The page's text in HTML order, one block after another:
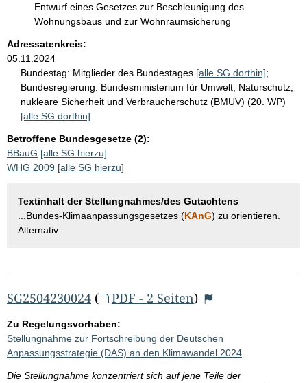
Entwurf eines Gesetzes zur Beschleunigung des
Wohnungsbaus und zur Wohnraumsicherung
Adressatenkreis:
05.11.2024
Bundestag: Mitglieder des Bundestages [alle SG dorthin];
Bundesregierung: Bundesministerium für Umwelt, Naturschutz,
nukleare Sicherheit und Verbraucherschutz (BMUV) (20. WP)
[alle SG dorthin]
Betroffene Bundesgesetze (2):
BBauG [alle SG hierzu]
WHG 2009 [alle SG hierzu]
Textinhalt der Stellungnahmes/des Gutachtens
...Bundes-Klimaanpassungsgesetzes (KAnG) zu orientieren.
Alternativ...
SG2504230024 ( PDF - 2 Seiten)
Zu Regelungsvorhaben:
Stellungnahme zur Fortschreibung der Deutschen
Anpassungsstrategie (DAS) an den Klimawandel 2024
Die Stellungnahme konzentriert sich auf jene Teile der